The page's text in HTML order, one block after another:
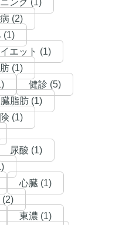
ング (1)
(2)
(1)
エット (1)
(1)
健診 (5)
脂肪 (1)
(1)
尿酸 (1)
心臓 (1)
(2)
東濃 (1)